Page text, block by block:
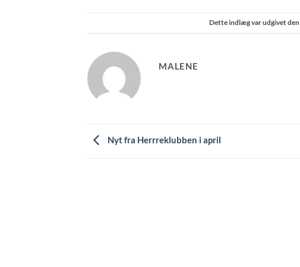
Dette indlæg var udgivet den
MALENE
Nyt fra Herrreklubben i april